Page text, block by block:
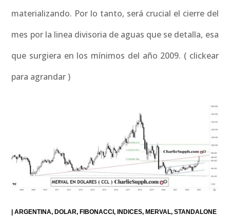
materializando. Por lo tanto, será crucial el cierre del
mes por la linea divisoria de aguas que se detalla, esa
que surgiera en los mínimos del año 2009. ( clickear
para agrandar )
|ARGENTINA DOLAR FIBONACCI INDICES MERVAL STANDALONE